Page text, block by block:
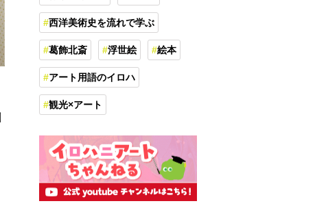
西洋美術史を流れで学ぶ
葛飾北斎 浮世絵 絵本
アート用語のイロハ
観光×アート